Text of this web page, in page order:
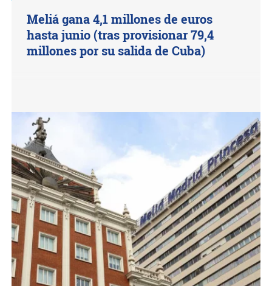
Meliá gana 4,1 millones de euros
hasta junio (tras provisionar 79,4
millones por su salida de Cuba)